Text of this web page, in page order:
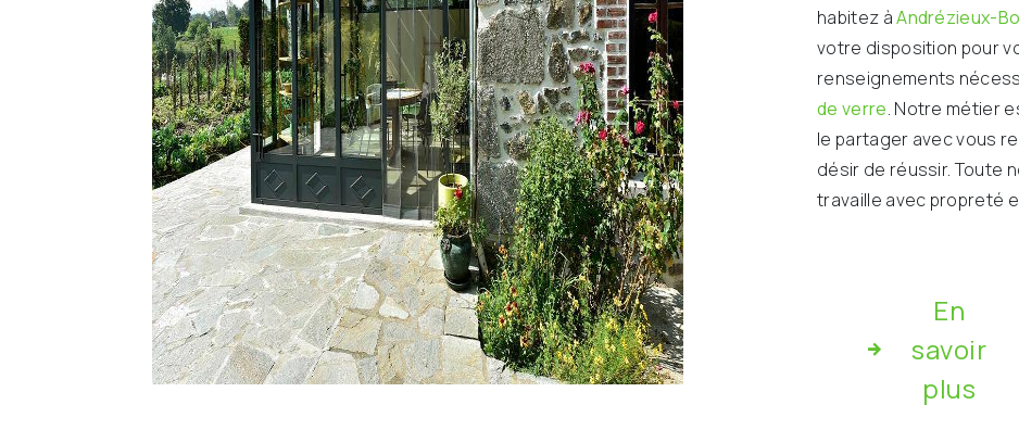
habitez àAndrézieux-
votre disposition pour
renseignements
de verre. Notre métier
le partager avec vous
désir de réussir. Toute
travaille avec propreté
En
savoir
plus